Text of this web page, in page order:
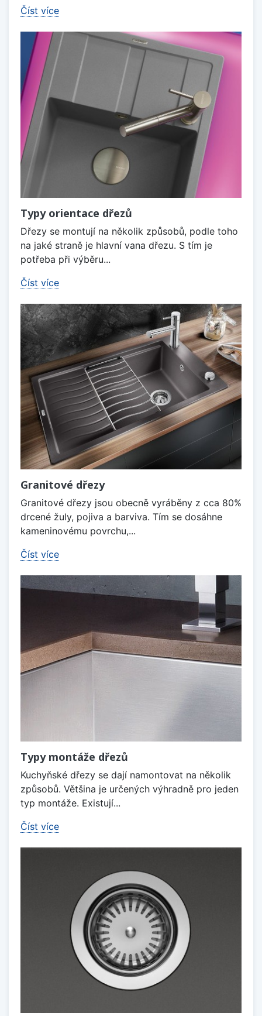
Číst více
Typy orientace dřezů
Dřezy se montují na několik způsobů, podle toho
na jaké straně je hlavní vana dřezu. S tím je
potřeba při výběru...
Číst více
Granitové dřezy
Granitové dřezy jsou obecně vyráběny z cca 80%
drcené žuly, pojiva a barviva. Tím se dosáhne
kameninovému povrchu,...
Číst více
Typy montáže dřezů
Kuchyňské dřezy se dají namontovat na několik
způsobů. Většina je určených výhradně pro jeden
typ montáže. Existují...
Číst více